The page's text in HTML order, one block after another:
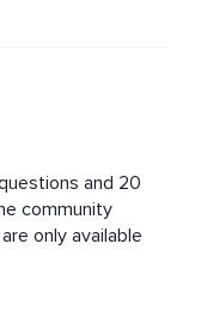
and 20
community
only available